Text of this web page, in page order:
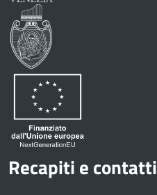
Recapiti e contatti